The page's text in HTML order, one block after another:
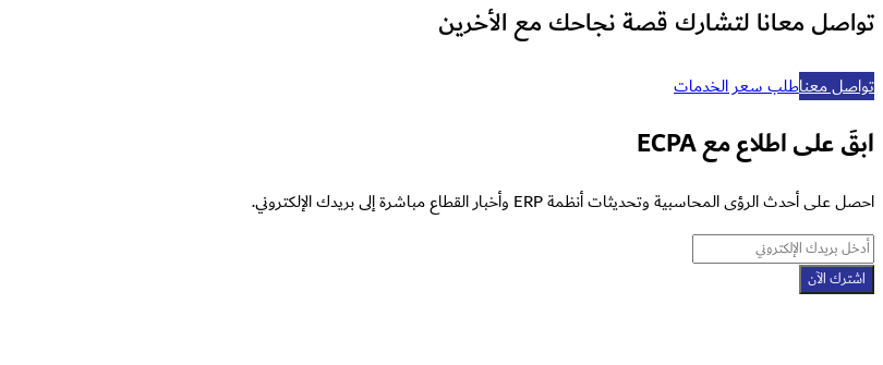
تواصل معانا لتشارك قصة نجاحك مع الأخرين
تواصل معناطلب سعر الخدمات
ابقَ على اطلاع مع ECPA
احصل على أحدث الرؤى المحاسبية وتحديثات أنظمة ERP وأخبار القطاع مباشرة إلى بريدك الإلكتروني.
اشترك الآن